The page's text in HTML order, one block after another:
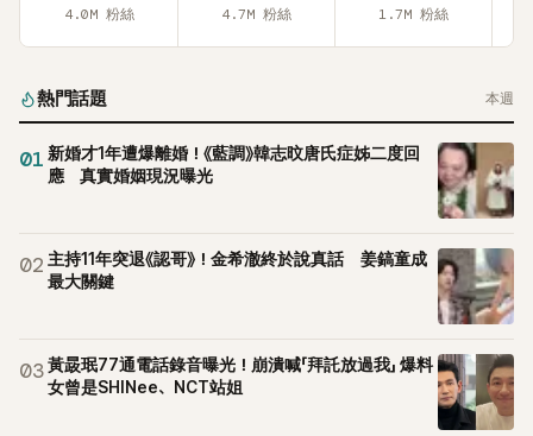
受網友喜愛，再度迎來事業第二春。
4.0M 粉絲 4.7M 粉絲 1.7M 粉絲
熱門話題 本週
01 新婚才1年遭爆離婚！《藍調》韓志旼唐氏症姊二度回
應 真實婚姻現況曝光
02 主持11年突退《認哥》！金希澈終於說真話 姜鎬童成
最大關鍵
03黃晸珉77通電話錄音曝光！崩潰喊「拜託放過我」 爆料
女曾是SHINee、NCT站姐